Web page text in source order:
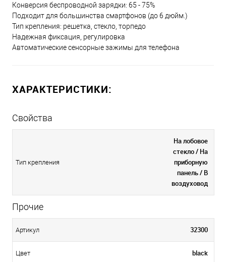
Конверсия беспроводной зарядки: 65 - 75%
Подходит для большинства смартфонов (до 6 дюйм.)
Тип крепления: решетка, стекло, торпедо
Надежная фиксация, регулировка
Автоматические сенсорные зажимы для телефона
ХАРАКТЕРИСТИКИ:
Свойства
Тип крепления
На лобовое
стекло / На
приборную
панель / В
воздуховод
Прочие
Артикул 32300
Цвет black